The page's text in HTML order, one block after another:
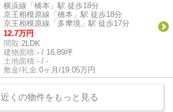
横浜線「橋本」駅 徒歩18分
京王相模原線「橋本」駅 徒歩18分
京王相模原線「多摩境」駅 徒歩17分
12.7万円
間取:2LDK
建物面積:- / 16.89坪
土地面積:- / -
敷金/礼金:0ヶ月/19.05万円
近くの物件をもっと見る